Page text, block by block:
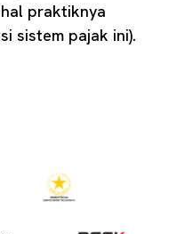
praktiknya
sistem pajak ini).